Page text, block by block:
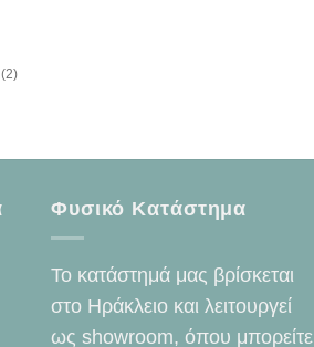
(2)
Φυσικό Κατάστημα
Το κατάστημά μας βρίσκεται
στο Ηράκλειο και λειτουργεί
ως showroom, όπου μπορείτε